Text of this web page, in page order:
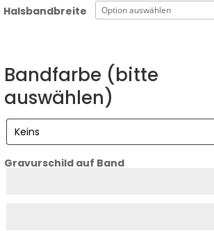
Halsbandbreite
Bandfarbe (bitte
auswählen)
Gravurschild auf Band